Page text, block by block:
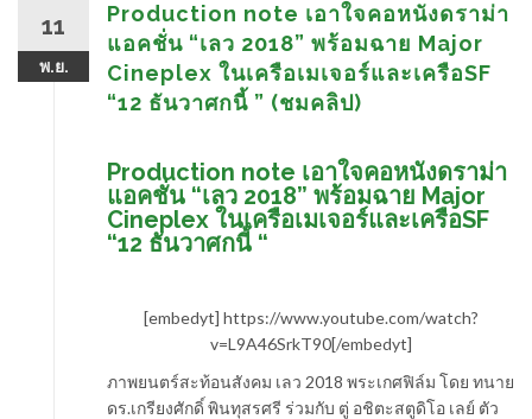
11
พ.ย.
Production note เอาใจคอหนังดราม่า
แอคชั่น “เลว 2018” พร้อมฉาย Major
Cineplex ในเครือเมเจอร์และเครือSF
“12 ธันวาศกนี้ ” (ชมคลิป)
Production note เอาใจคอหนังดราม่า
แอคชั่น “เลว 2018” พร้อมฉาย Major
Cineplex ในเครือเมเจอร์และเครือSF
“12 ธันวาศกนี้ “
[embedyt] https://www.youtube.com/watch?
v=L9A46SrkT90[/embedyt]
ภาพยนตร์สะท้อนสังคม เลว 2018 พระเกศฟิล์ม โดย ทนาย
ดร.เกรียงศักดิ์ พินทุสรศรี ร่วมกับ ตู่ อชิตะสตูดิโอ เลย์ ตัว